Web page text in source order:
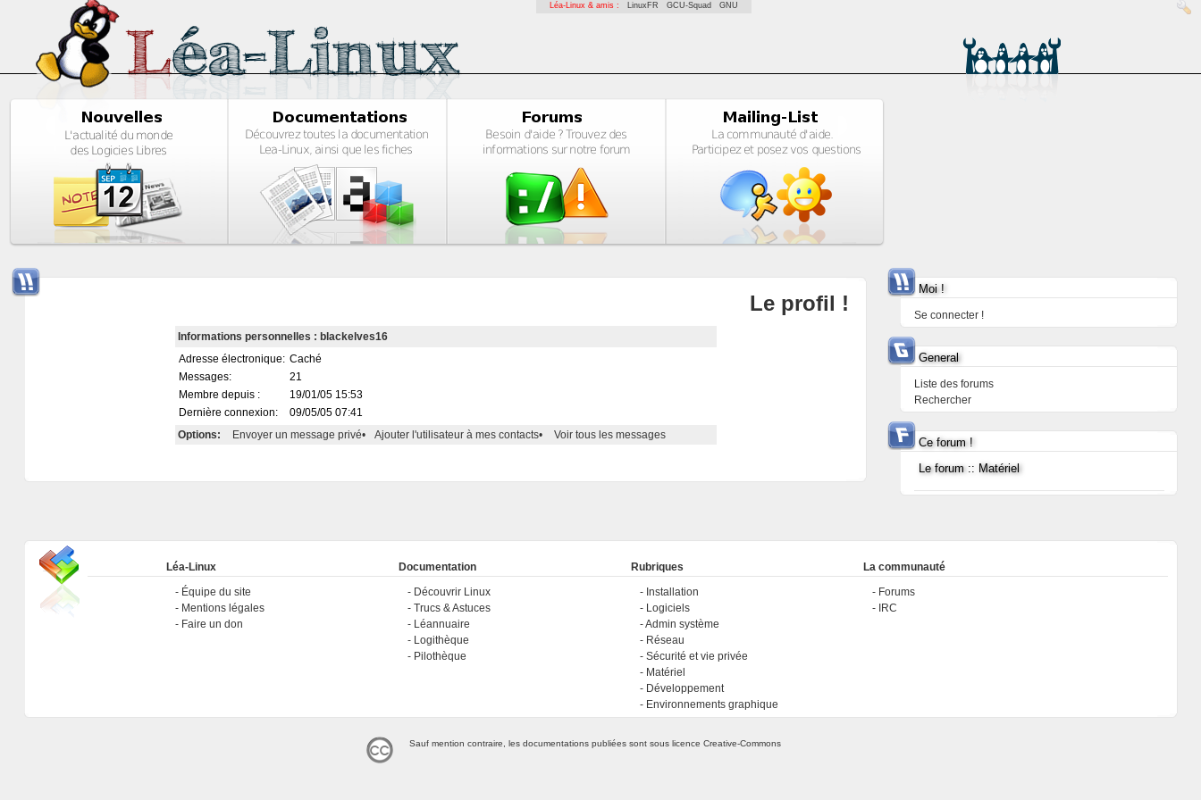
Léa-Linux & amis : LinuxFR GCU-Squad GNU
Le profil !
Informations personnelles : blackelves16
Adresse électronique: Caché
Messages:
21
Membre depuis :
19/01/05 15:53
Dernière connexion:
09/05/05 07:41
Options:
Envoyer un message privé• Ajouter l'utilisateur à mes contacts• Voir tous les messages
Moi !
Se connecter !
General
Liste des forums
Rechercher
Ce forum !
Le forum :: Matériel
Léa-Linux
Équipe du site
Mentions légales
Faire un don
Documentation
Découvrir Linux
Trucs & Astuces
Léannuaire
Logithèque
Pilothèque
Rubriques
Installation
Logiciels
Admin système
Réseau
Sécurité et vie privée
Matériel
Développement
Environnements graphique
La communauté
Forums
IRC
Sauf mention contraire, les documentations publiées sont sous licenceCreative-Commons